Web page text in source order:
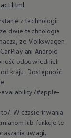
z technologii
dwie technologie
że Volkswagen
ani Android
odpowiednich
kraju. Dostępność
#apple-
. W czasie trwania
lub funkcje te
uwagi,